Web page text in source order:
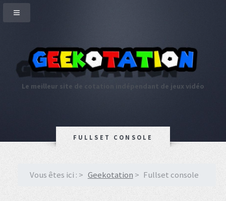
Le meilleur site de cotation indépendant de jeux vidéo
FULLSET CONSOLE
Vous êtes ici : Geekotation Fullset console